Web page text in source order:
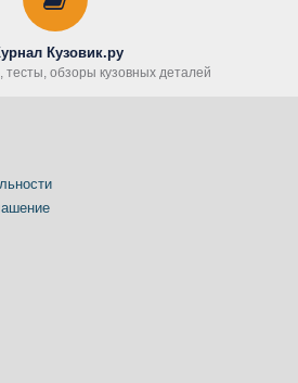
Кузовик.ру
тесты, обзоры кузовных деталей